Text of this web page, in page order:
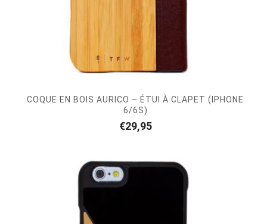
COQUE EN BOIS AURICO – ÉTUI À CLAPET (IPHONE
6/6S)
€29,95